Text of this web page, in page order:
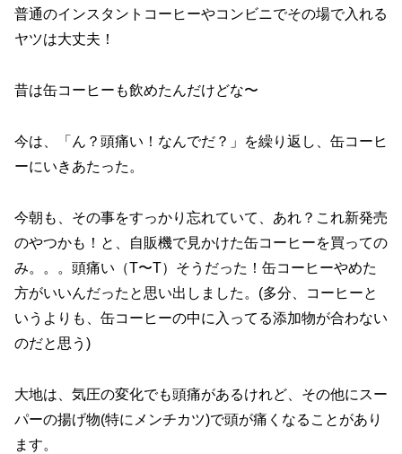
普通のインスタントコーヒーやコンビニでその場で入れる
ヤツは大丈夫！
昔は缶コーヒーも飲めたんだけどな〜
今は、「ん？頭痛い！なんでだ？」を繰り返し、缶コーヒ
ーにいきあたった。
今朝も、その事をすっかり忘れていて、あれ？これ新発売
のやつかも！と、自販機で見かけた缶コーヒーを買っての
み。。。頭痛い（T〜T）そうだった！缶コーヒーやめた
方がいいんだったと思い出しました。(多分、コーヒーと
いうよりも、缶コーヒーの中に入ってる添加物が合わない
のだと思う)
大地は、気圧の変化でも頭痛があるけれど、その他にスー
パーの揚げ物(特にメンチカツ)で頭が痛くなることがあり
ます。